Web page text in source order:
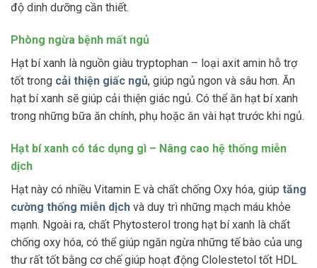
độ dinh dưỡng cần thiết.
Phòng ngừa bệnh mất ngủ
Hạt bí xanh là nguồn giàu tryptophan – loại axit amin hỗ trợ
tốt trong cải thiện giấc ngủ, giúp ngủ ngon và sâu hơn. Ăn
hạt bí xanh sẽ giúp cải thiện giác ngủ. Có thể ăn hạt bí xanh
trong những bữa ăn chính, phụ hoặc ăn vài hạt trước khi ngủ.
Hạt bí xanh có tác dụng gì – Nâng cao hệ thống miễn
dịch
Hạt này có nhiều Vitamin E và chất chống Oxy hóa, giúp tăng
cường thống miễn dịch và duy trì những mạch máu khỏe
mạnh. Ngoài ra, chất Phytosterol trong hạt bí xanh là chất
chống oxy hóa, có thể giúp ngăn ngừa những tế bào của ung
thư rất tốt bằng cơ chế giúp hoạt động Clolestetol tốt HDL